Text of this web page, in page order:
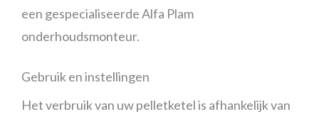
een gespecialiseerde Alfa Plam
onderhoudsmonteur.
Gebruik en instellingen
Het verbruik van uw pelletketel is afhankelijk van